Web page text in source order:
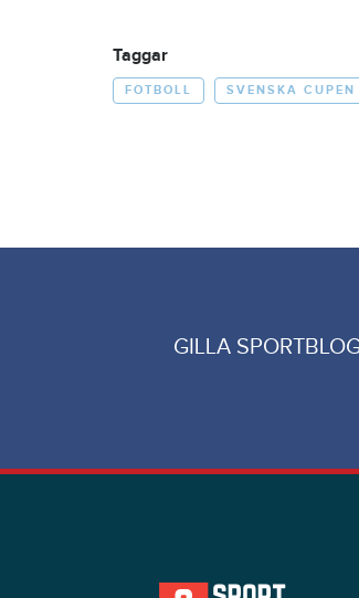
Taggar
FOTBOLL SVENSKA CUPEN
GILLA